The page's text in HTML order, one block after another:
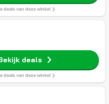
deals van deze winkel
deals
deals van deze winkel